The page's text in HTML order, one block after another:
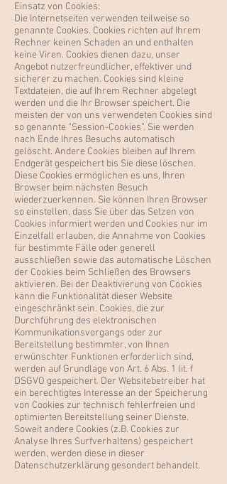
Einsatz von Cookies:
Die Internetseiten verwenden teilweise so
genannte Cookies. Cookies richten auf Ihrem
Rechner keinen Schaden an und enthalten
keine Viren. Cookies dienen dazu, unser
Angebot nutzerfreundlicher, effektiver und
sicherer zu machen. Cookies sind kleine
Textdateien, die auf Ihrem Rechner abgelegt
werden und die Ihr Browser speichert. Die
meisten der von uns verwendeten Cookies sind
so genannte “Session-Cookies”. Sie werden
nach Ende Ihres Besuchs automatisch
gelöscht. Andere Cookies bleiben auf Ihrem
Endgerät gespeichert bis Sie diese löschen.
Diese Cookies ermöglichen es uns, Ihren
Browser beim nächsten Besuch
wiederzuerkennen. Sie können Ihren Browser
so einstellen, dass Sie über das Setzen von
Cookies informiert werden und Cookies nur im
Einzelfall erlauben, die Annahme von Cookies
für bestimmte Fälle oder generell
ausschließen sowie das automatische Löschen
der Cookies beim Schließen des Browsers
aktivieren. Bei der Deaktivierung von Cookies
kann die Funktionalität dieser Website
eingeschränkt sein. Cookies, die zur
Durchführung des elektronischen
Kommunikationsvorgangs oder zur
Bereitstellung bestimmter, von Ihnen
erwünschter Funktionen erforderlich sind,
werden auf Grundlage von Art. 6 Abs. 1 lit. f
DSGVO gespeichert. Der Websitebetreiber hat
ein berechtigtes Interesse an der Speicherung
von Cookies zur technisch fehlerfreien und
optimierten Bereitstellung seiner Dienste.
Soweit andere Cookies (z.B. Cookies zur
Analyse Ihres Surfverhaltens) gespeichert
werden, werden diese in dieser
Datenschutzerklärung gesondert behandelt.